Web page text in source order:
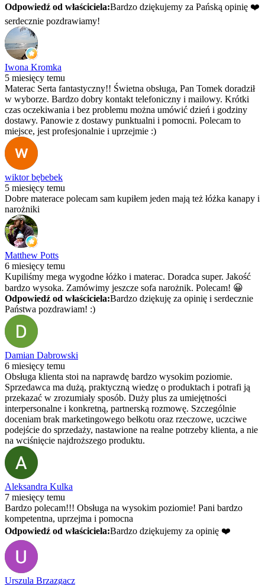
Odpowiedź od właściciela:Bardzo dziękujemy za Pańską opinię ❤️
serdecznie pozdrawiamy!
Iwona Kromka
5 miesięcy temu
Materac Serta fantastyczny!! Świetna obsługa, Pan Tomek doradził
w wyborze. Bardzo dobry kontakt telefoniczny i mailowy. Krótki
czas oczekiwania i bez problemu można umówić dzień i godziny
dostawy. Panowie z dostawy punktualni i pomocni. Polecam to
miejsce, jest profesjonalnie i uprzejmie :)
wiktor bębebek
5 miesięcy temu
Dobre materace polecam sam kupiłem jeden mają też łóżka kanapy i
narożniki
Matthew Potts
6 miesięcy temu
Kupiliśmy mega wygodne łóżko i materac. Doradca super. Jakość
bardzo wysoka. Zamówimy jeszcze sofa narożnik. Polecam! 😀
Odpowiedź od właściciela:Bardzo dziękuję za opinię i serdecznie
Państwa pozdrawiam! :)
Damian Dabrowski
6 miesięcy temu
Obsługa klienta stoi na naprawdę bardzo wysokim poziomie.
Sprzedawca ma dużą, praktyczną wiedzę o produktach i potrafi ją
przekazać w zrozumiały sposób. Duży plus za umiejętności
interpersonalne i konkretną, partnerską rozmowę. Szczególnie
doceniam brak marketingowego bełkotu oraz rzeczowe, uczciwe
podejście do sprzedaży, nastawione na realne potrzeby klienta, a nie
na wciśnięcie najdroższego produktu.
Aleksandra Kulka
7 miesięcy temu
Bardzo polecam!!! Obsługa na wysokim poziomie! Pani bardzo
kompetentna, uprzejma i pomocna
Odpowiedź od właściciela:Bardzo dziękujemy za opinię ❤️
Urszula Brzazgacz